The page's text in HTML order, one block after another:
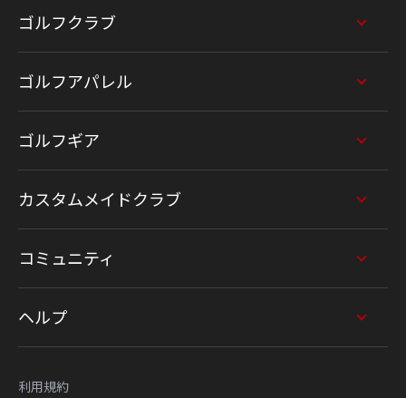
ゴルフクラブ
ゴルフアパレル
ゴルフギア
カスタムメイドクラブ
コミュニティ
ヘルプ
利用規約